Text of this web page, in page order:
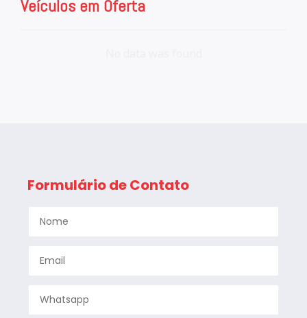
Veículos em Oferta
Formulário de Contato